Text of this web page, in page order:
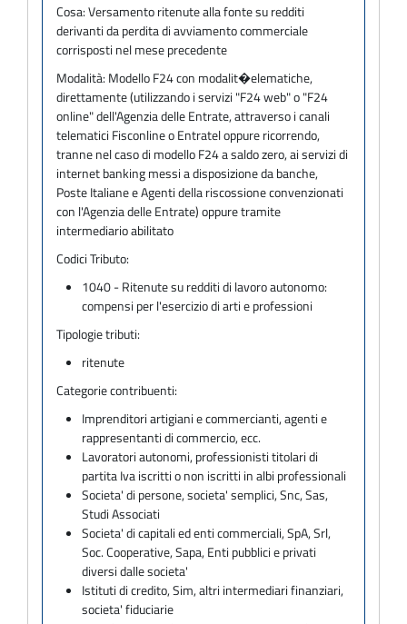
Cosa:Versamento ritenute alla fonte su redditi
derivanti da perdita di avviamento commerciale
corrisposti nel mese precedente
Modalità: Modello F24 con modalit�elematiche,
direttamente (utilizzando i servizi "F24 web" o "F24
online" dell'Agenzia delle Entrate, attraverso i canali
telematici Fisconline o Entratel oppure ricorrendo,
tranne nel caso di modello F24 a saldo zero, ai servizi di
internet banking messi a disposizione da banche,
Poste Italiane e Agenti della riscossione convenzionati
con l'Agenzia delle Entrate) oppure tramite
intermediario abilitato
Codici Tributo:
1040 - Ritenute su redditi di lavoro autonomo:
compensi per l'esercizio di arti e professioni
Tipologie tributi:
ritenute
Categorie contribuenti:
Imprenditori artigiani e commercianti, agenti e
rappresentanti di commercio, ecc.
Lavoratori autonomi, professionisti titolari di
partita Iva iscritti o non iscritti in albi professionali
Societa' di persone, societa' semplici, Snc, Sas,
Studi Associati
Societa' di capitali ed enti commerciali, SpA, Srl,
Soc. Cooperative, Sapa, Enti pubblici e privati
diversi dalle societa'
Istituti di credito, Sim, altri intermediari finanziari,
societa' fiduciarie